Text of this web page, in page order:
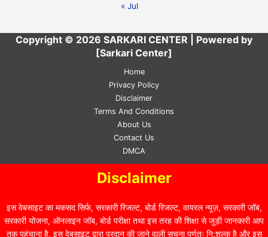
« Jul
Copyright © 2026 SARKARI CENTER | Powered by
[Sarkari Center]
Home
Privacy Policy
Disclaimer
Terms And Conditions
About Us
Contact Us
DMCA
Disclaimer
इस वेबसाइट का मकसद सिर्फ, सरकारी रिजल्ट, बोर्ड रिजल्ट, वायरल न्यूज़, सरकारी जॉब,
सरकारी योजना, ऑनलाइन जॉब, बोर्ड परीक्षा तथा इस तरह की शिक्षा से जुड़ी जानकारी आप
तक पहुंचाना है, इस वेबसाइट द्वारा प्रदान की जाने वाली सूचना पूर्णतः नि:शुल्क है और इस